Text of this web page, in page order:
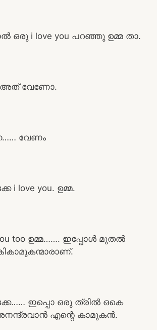
ഒരു i love you പറഞ്ഞു ഉമ്മ താ.
അത് വേണോ.
വേണം
i love you. ഉമ്മ.
too ഉമ്മ……. ഇപ്പോൾ മുതൽ
ഇപ്പൊ ഒരു ത്രിൽ ഒകെ
എന്റെ കാമുകൻ.